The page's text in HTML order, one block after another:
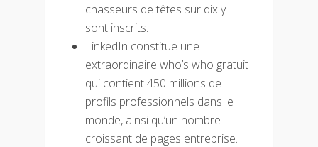
chasseurs de têtes sur dix y
sont inscrits.
LinkedIn constitue une
extraordinaire who’s who gratuit
qui contient 450 millions de
profils professionnels dans le
monde, ainsi qu’un nombre
croissant de pages entreprise.